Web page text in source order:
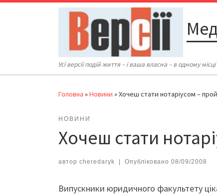
Перейти до вмісту
Усі версії подій життя – і ваша власна – в одному місці
Головна »Новини »Хочеш стати нотаріусом –
НОВИНИ
Хочеш стати
автор cheredaryk Опубліковано 08/09/2008
Випускники юридичного факультету